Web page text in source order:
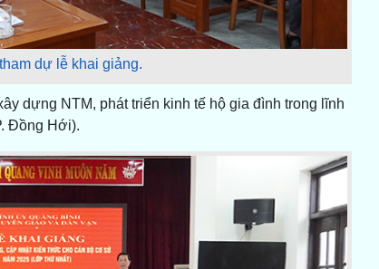
dự lễ khai giảng.
dựng NTM, phát triển kinh tế hộ gia đình trong lĩnh
Đồng Hới).